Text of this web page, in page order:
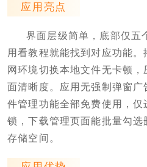
应用亮点
界面层级简单，底部仅五
用看教程就能找到对应功能
网环境切换本地文件无卡顿
面清晰度。应用无强制弹窗
件管理功能全部免费使用，
锁，下载管理页面能批量勾
存储空间。